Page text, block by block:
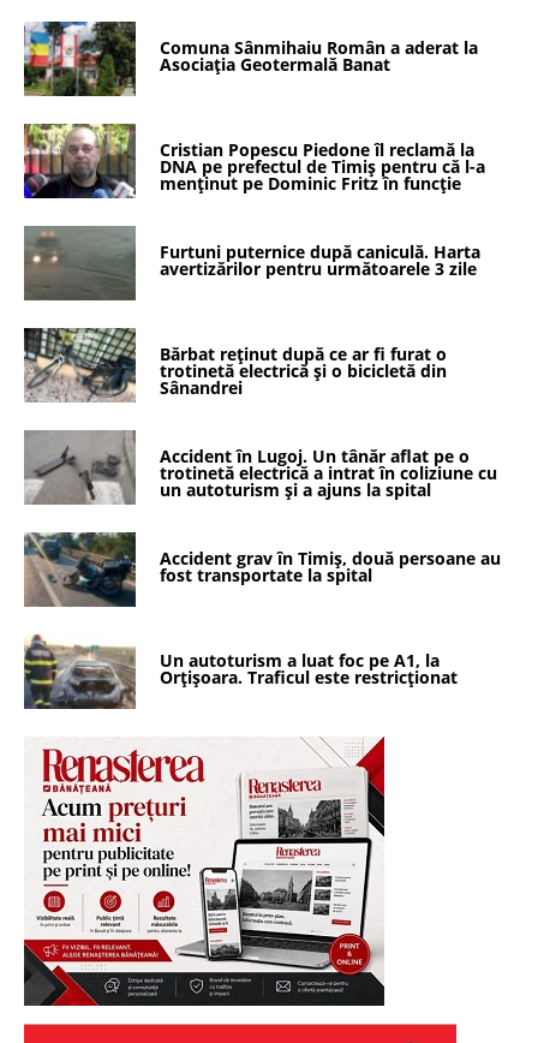
Comuna Sânmihaiu Român a aderat la
Asociația Geotermală Banat
Cristian Popescu Piedone îl reclamă la
DNA pe prefectul de Timiș pentru că l-a
menținut pe Dominic Fritz în funcție
Furtuni puternice după caniculă. Harta
avertizărilor pentru următoarele 3 zile
Bărbat reținut după ce ar fi furat o
trotinetă electrică și o bicicletă din
Sânandrei
Accident în Lugoj. Un tânăr aflat pe o
trotinetă electrică a intrat în coliziune cu
un autoturism și a ajuns la spital
Accident grav în Timiș, două persoane au
fost transportate la spital
Un autoturism a luat foc pe A1, la
Orțișoara. Traficul este restricționat